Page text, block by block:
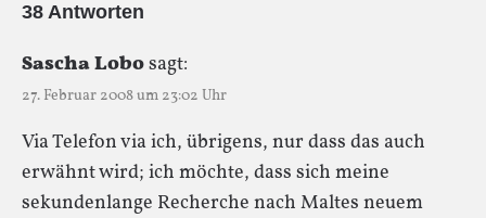
38 Antworten
Sascha Lobosagt:
27. Februar 2008 um 23:02 Uhr
Via Telefon via ich, übrigens, nur dass das auch
erwähnt wird; ich möchte, dass sich meine
sekundenlange Recherche nach Maltes neuem